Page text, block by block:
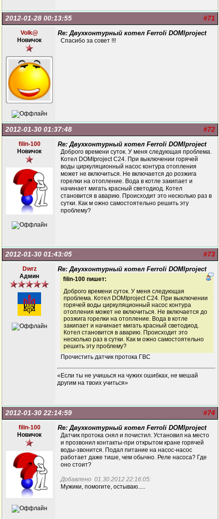
#71
2012-01-28 00:13:55
Volk@
Новичок
Re: Двухконтурный котел Ferroli DOMIproject
Спасибо за совет !!!
#72
2012-01-30 01:37:48
filin-100
Новичок
Re: Двухконтурный котел Ferroli DOMIproject
Доброго времени суток. У меня следующая проблема.
Котел DOMIproject C24. При выключении горячей
воды циркуляционный насос контура отопления
может не включиться. Не включается до розжига
горелки на отопление. Вода в котле закипает и
начинает мигать красный светодиод. Котел
становится в аварию. Происходит это несколько раз в
сутки. Как м ожно самостоятельно решить эту
проблему?
#73
2012-01-30 01:43:05
Dwrz
Админ
Re: Двухконтурный котел Ferroli DOMIproject
filin-100 пишет:
Доброго времени суток. У меня следующая
проблема. Котел DOMIproject C24. При выключении
горячей воды циркуляционный насос контура
отопления может не включиться. Не включается до
розжига горелки на отопление. Вода в котле
закипает и начинает мигать красный светодиод.
Котел становится в аварию. Происходит это
несколько раз в сутки. Как м ожно самостоятельно
решить эту проблему?
Прочистить датчик протока ГВС
«Если ты не учишься на чужих ошибках, не мешай
другим на твоих учиться»
#74
2012-01-30 22:14:59
filin-100
Новичок
Re: Двухконтурный котел Ferroli DOMIproject
Датчик протока снял и почистил. Установил на место
и прозвонил контакты-при открытом кране горячей
воды-звонится. Подал питание на насос-насос
работает даже тише, чем обычно. Реле насоса? Где
оно стоит?
Добавлено 01.30.2012 22:16:05:
Мужики, помогите, остываю.....